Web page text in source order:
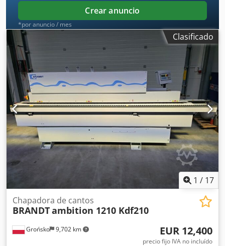
Crear anuncio
*por anuncio / mes
Clasificado
1 / 17
Grońsko 9,702 km
Chapadora de cantos
BRANDTambition 1210 Kdf210
EUR 12,400
precio fijo IVA no incluído